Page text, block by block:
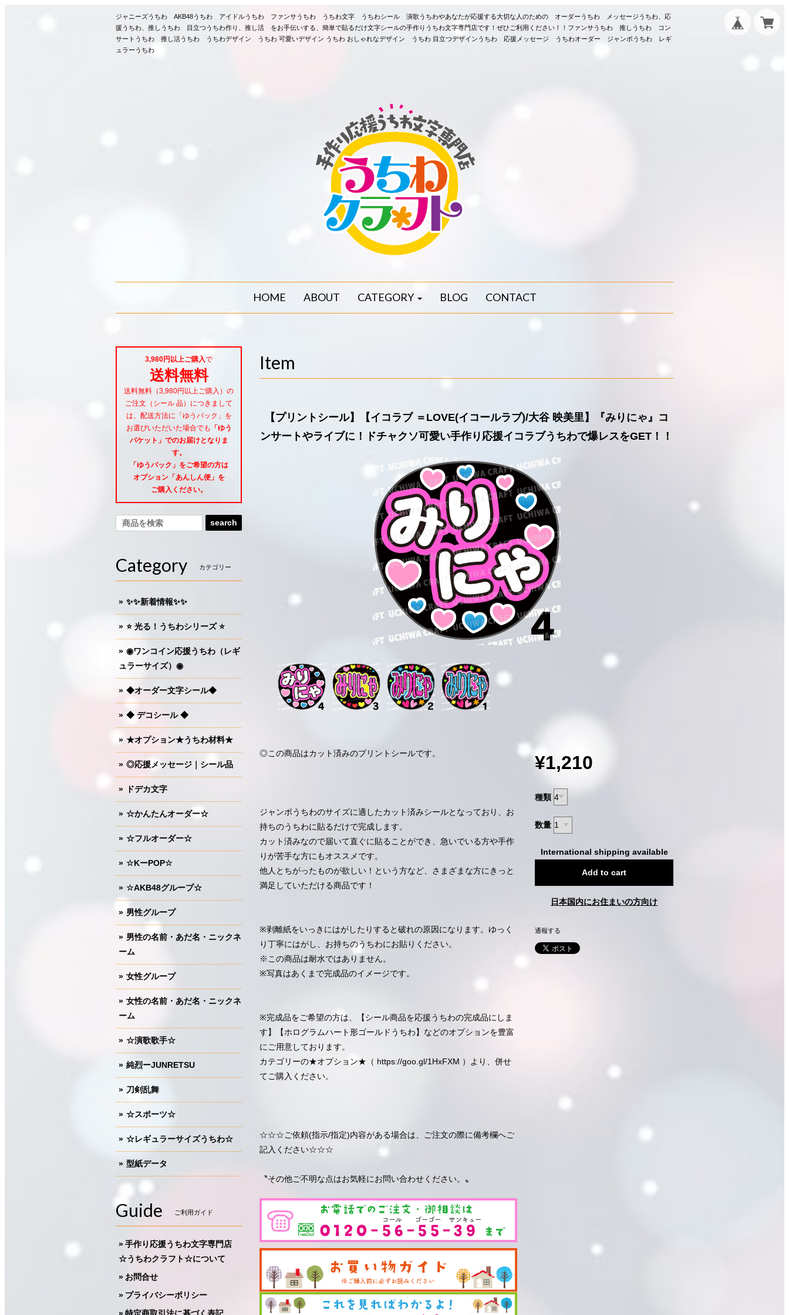
ジャニーズうちわ AKB48うちわ アイドルうちわ ファンサうちわ うちわ文字 うちわシール 演歌うちわやあなたが応援する大切な人のための オーダーうちわ メッセージうちわ、応
援うちわ、推しうちわ 目立つうちわ作り、推し活 をお手伝いする、簡単で貼るだけ文字シールの手作りうちわ文字専門店です！ぜひご利用ください！！ファンサうちわ 推しうちわ コン
サートうちわ 推し活うちわ うちわデザイン うちわ 可愛いデザイン うちわ おしゃれなデザイン うちわ 目立つデザインうちわ 応援メッセージ うちわオーダー ジャンボうちわ レギ
ュラーうちわ
HOME ABOUT CATEGORY BLOG CONTACT
Item
【プリントシール】【イコラブ ＝LOVE(イコールラブ)/大谷 映美里】『みりにゃ』コ
ンサートやライブに！ドチャクソ可愛い手作り応援イコラブうちわで爆レスをGET！！
◎この商品はカット済みのプリントシールです。
ジャンボうちわのサイズに適したカット済みシールとなっており、お
持ちのうちわに貼るだけで完成します。
カット済みなので届いて直ぐに貼ることができ、急いでいる方や手作
りが苦手な方にもオススメです。
他人とちがったものが欲しい！という方など、さまざまな方にきっと
満足していただける商品です！
※剥離紙をいっきにはがしたりすると破れの原因になります。ゆっく
り丁寧にはがし、お持ちのうちわにお貼りください。
※この商品は耐水ではありません。
※写真はあくまで完成品のイメージです。
※完成品をご希望の方は、【シール商品を応援うちわの完成品にしま
す】【ホログラムハート形ゴールドうちわ】などのオプションを豊富
にご用意しております。
カテゴリーの★オプション★（ https://goo.gl/1HxFXM ）より、併せ
てご購入ください。
☆☆☆ご依頼(指示/指定)内容がある場合は、ご注文の際に備考欄へご
記入ください☆☆☆
〝その他ご不明な点はお気軽にお問い合わせください。〟
¥1,210
種類
数量
International shipping available
Add to cart
日本国内にお住まいの方向け
通報する
3,980円以上ご購入で
送料無料
送料無料（3,980円以上ご購入）の
ご注文（シール 品）につきまして
は、配送方法に「ゆうパック」を
お選びいただいた場合でも
「ゆう
パケット」でのお届けとなりま
す。
「ゆうパック」をご希望の方は
オプション「あんしん便」 を
ご購入ください。
search
Category カテゴリー
✨✨新着情報✨✨
⭐️ 光る！うちわシリーズ ⭐️
◉ワンコイン応援うちわ（レギ
ュラーサイズ）◉
◆オーダー文字シール◆
◆ デコシール ◆
★オプション★うちわ材料★
◎応援メッセージ｜シール品
ドデカ文字
☆かんたんオーダー☆
☆フルオーダー☆
☆KーPOP☆
☆AKB48グループ☆
男性グループ
男性の名前・あだ名・ニックネ
ーム
女性グループ
女性の名前・あだ名・ニックネ
ーム
☆演歌歌手☆
純烈ーJUNRETSU
刀剣乱舞
☆スポーツ☆
☆レギュラーサイズうちわ☆
型紙データ
Guide ご利用ガイド
手作り応援うちわ文字専門店
☆うちわクラフト☆について
お問合せ
プライバシーポリシー